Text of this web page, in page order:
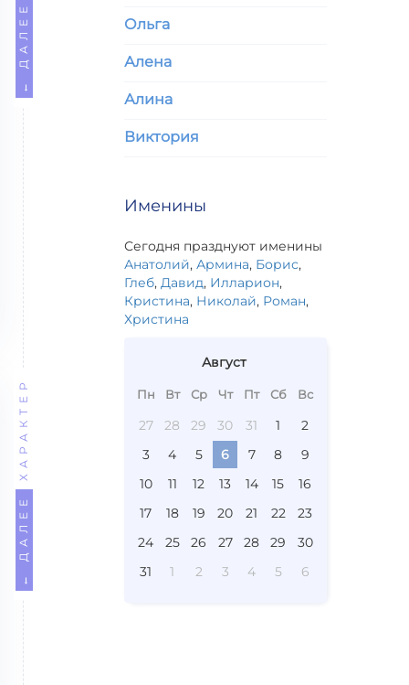
← ДАЛЕЕ
← ДАЛЕЕ
ХАРАКТЕР
Ольга
Алена
Алина
Виктория
Именины
Сегодня празднуют именины
Анатолий, Армина, Борис,
Глеб, Давид, Илларион,
Кристина, Николай, Роман,
Христина
Август
Пн Вт Ср Чт Пт Сб Вс
27 28 29 30 31 1
2
3
4 5 6 7 8
9
10
11 12 13 14 15
16
17
18 19 20 21 22
23
24
25 26 27 28 29
30
31
1 2 3 4 5 6